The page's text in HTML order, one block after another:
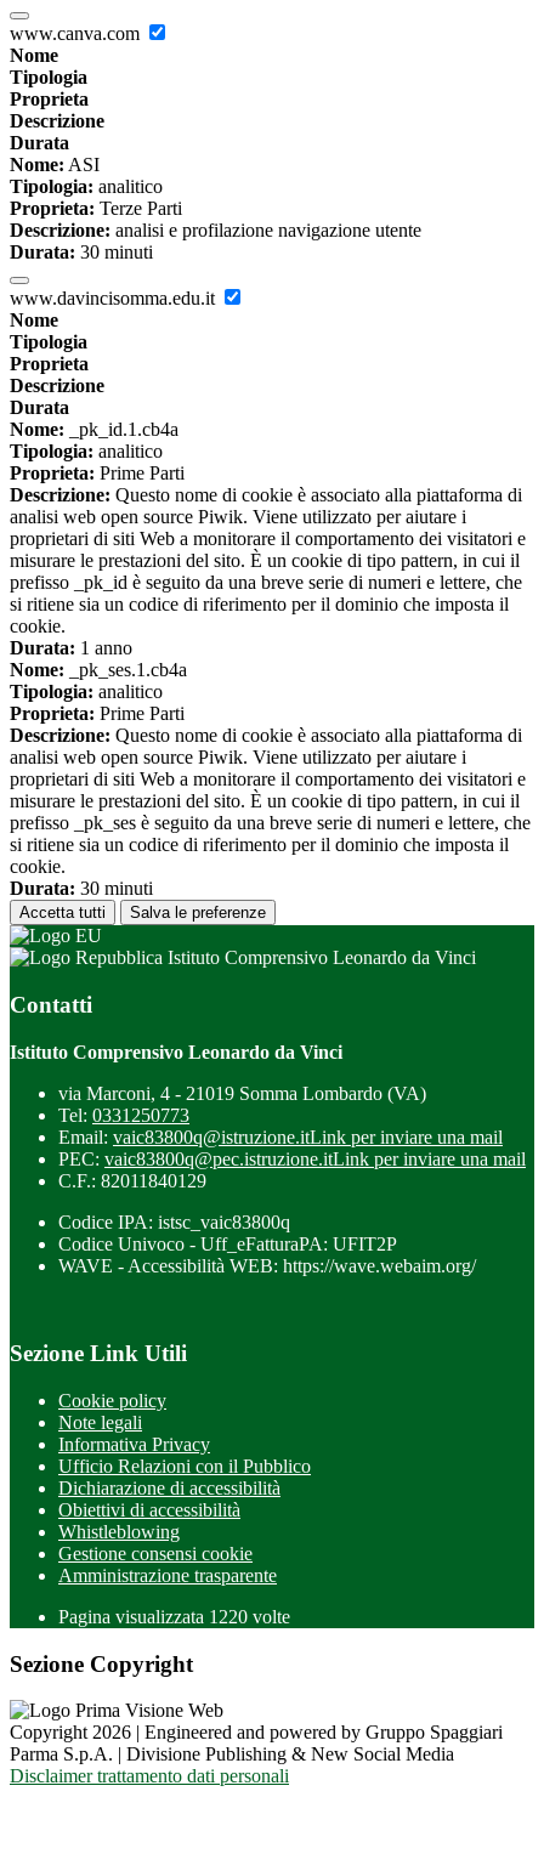
www.canva.com
Nome
Tipologia
Proprieta
Descrizione
Durata
Nome: ASI
Tipologia: analitico
Proprieta: Terze Parti
Descrizione: analisi e profilazione navigazione utente
Durata: 30 minuti
www.davincisomma.edu.it
Nome
Tipologia
Proprieta
Descrizione
Durata
Nome: _pk_id.1.cb4a
Tipologia: analitico
Proprieta: Prime Parti
Descrizione: Questo nome di cookie è associato alla piattaforma di
analisi web open source Piwik. Viene utilizzato per aiutare i
proprietari di siti Web a monitorare il comportamento dei visitatori e
misurare le prestazioni del sito. È un cookie di tipo pattern, in cui il
prefisso _pk_id è seguito da una breve serie di numeri e lettere, che
si ritiene sia un codice di riferimento per il dominio che imposta il
cookie.
Durata: 1 anno
Nome: _pk_ses.1.cb4a
Tipologia: analitico
Proprieta: Prime Parti
Descrizione: Questo nome di cookie è associato alla piattaforma di
analisi web open source Piwik. Viene utilizzato per aiutare i
proprietari di siti Web a monitorare il comportamento dei visitatori e
misurare le prestazioni del sito. È un cookie di tipo pattern, in cui il
prefisso _pk_ses è seguito da una breve serie di numeri e lettere, che
si ritiene sia un codice di riferimento per il dominio che imposta il
cookie.
Durata: 30 minuti
Accetta tutti Salva le preferenze
Istituto Comprensivo Leonardo da Vinci
Contatti
Istituto Comprensivo Leonardo da Vinci
via Marconi, 4 - 21019 Somma Lombardo (VA)
Tel: 0331250773
Email: vaic83800q@istruzione.itLink per inviare una mail
PEC: vaic83800q@pec.istruzione.itLink per inviare una mail
C.F.: 82011840129
Codice IPA: istsc_vaic83800q
Codice Univoco - Uff_eFatturaPA: UFIT2P
WAVE - Accessibilità WEB: https://wave.webaim.org/
Sezione Link Utili
Cookie policy
Note legali
Informativa Privacy
Ufficio Relazioni con il Pubblico
Dichiarazione di accessibilità
Obiettivi di accessibilità
Whistleblowing
Gestione consensi cookie
Amministrazione trasparente
Pagina visualizzata 1220 volte
Sezione Copyright
Copyright 2026 | Engineered and powered by Gruppo Spaggiari
Parma S.p.A. | Divisione Publishing & New Social Media
Disclaimer trattamento dati personali